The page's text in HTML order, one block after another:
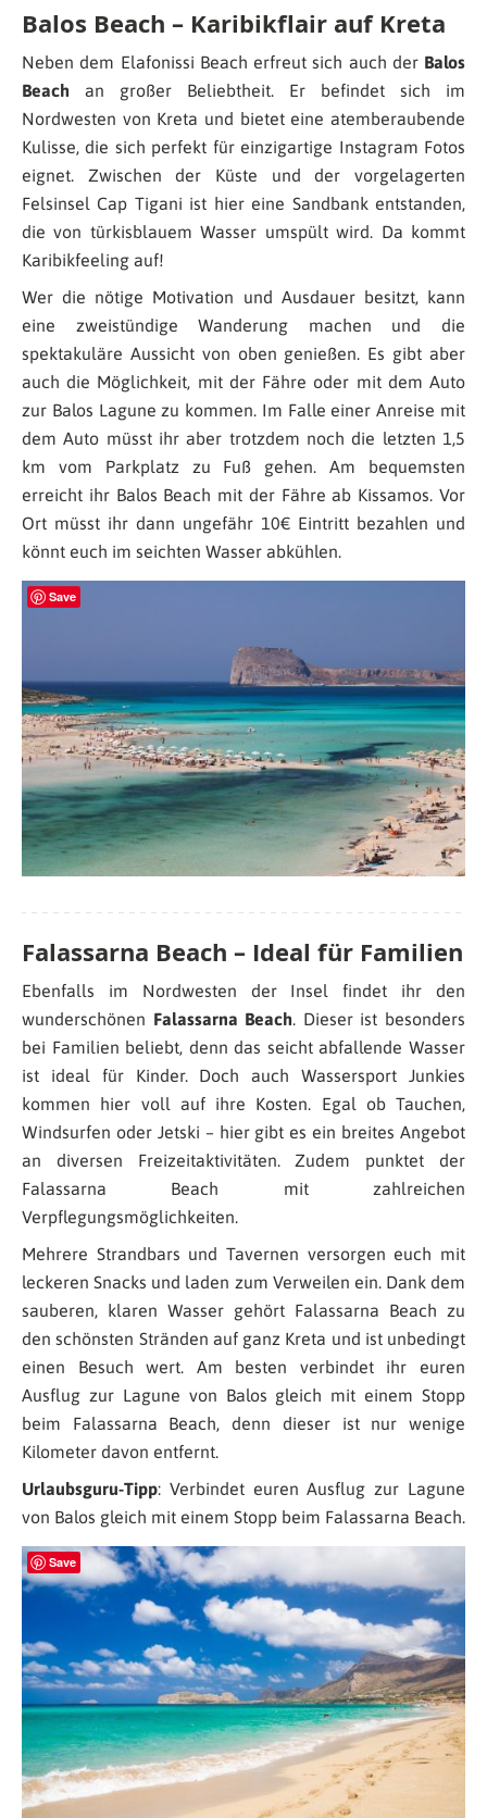
Balos Beach – Karibikflair auf Kreta
Neben dem Elafonissi Beach erfreut sich auch der Balos
Beach an großer Beliebtheit. Er befindet sich im
Nordwesten von Kreta und bietet eine atemberaubende
Kulisse, die sich perfekt für einzigartige Instagram Fotos
eignet. Zwischen der Küste und der vorgelagerten
Felsinsel Cap Tigani ist hier eine Sandbank entstanden,
die von türkisblauem Wasser umspült wird. Da kommt
Karibikfeeling auf!
Wer die nötige Motivation und Ausdauer besitzt, kann
eine zweistündige Wanderung machen und die
spektakuläre Aussicht von oben genießen. Es gibt aber
auch die Möglichkeit, mit der Fähre oder mit dem Auto
zur Balos Lagune zu kommen. Im Falle einer Anreise mit
dem Auto müsst ihr aber trotzdem noch die letzten 1,5
km vom Parkplatz zu Fuß gehen. Am bequemsten
erreicht ihr Balos Beach mit der Fähre ab Kissamos. Vor
Ort müsst ihr dann ungefähr 10€ Eintritt bezahlen und
könnt euch im seichten Wasser abkühlen.
Save
Falassarna Beach – Ideal für Familien
Ebenfalls im Nordwesten der Insel findet ihr den
wunderschönen Falassarna Beach. Dieser ist besonders
bei Familien beliebt, denn das seicht abfallende Wasser
ist ideal für Kinder. Doch auch Wassersport Junkies
kommen hier voll auf ihre Kosten. Egal ob Tauchen,
Windsurfen oder Jetski – hier gibt es ein breites Angebot
an diversen Freizeitaktivitäten. Zudem punktet der
Falassarna Beach mit zahlreichen
Verpflegungsmöglichkeiten.
Mehrere Strandbars und Tavernen versorgen euch mit
leckeren Snacks und laden zum Verweilen ein. Dank dem
sauberen, klaren Wasser gehört Falassarna Beach zu
den schönsten Stränden auf ganz Kreta und ist unbedingt
einen Besuch wert. Am besten verbindet ihr euren
Ausflug zur Lagune von Balos gleich mit einem Stopp
beim Falassarna Beach, denn dieser ist nur wenige
Kilometer davon entfernt.
Urlaubsguru-Tipp: Verbindet euren Ausflug zur Lagune
von Balos gleich mit einem Stopp beim Falassarna Beach.
Save